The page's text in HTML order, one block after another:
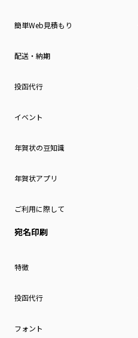
簡単Web見積もり
配送・納期
投函代行
イベント
年賀状の豆知識
年賀状アプリ
ご利用に際して
宛名印刷
特徴
投函代行
フォント